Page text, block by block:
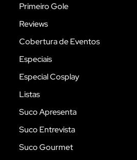
Primeiro Gole
Reviews
Cobertura de Eventos
Especiais
Especial Cosplay
Listas
Suco Apresenta
Suco Entrevista
Suco Gourmet